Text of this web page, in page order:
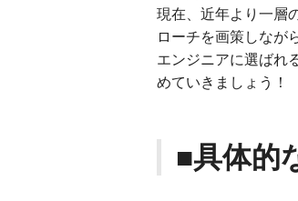
現在、近年より一層
ローチを画策しなが
エンジニアに選ばれ
めていきましょう！
■具体的